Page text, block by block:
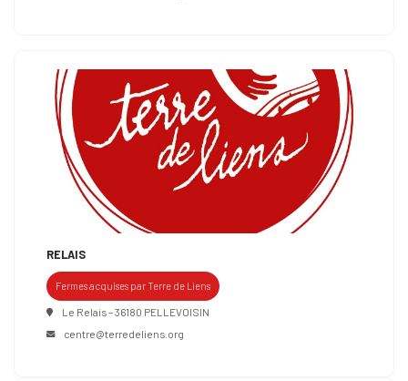
RELAIS
Fermes acquises par Terre de Liens
Le Relais – 36180 PELLEVOISIN
centre@terredeliens.org